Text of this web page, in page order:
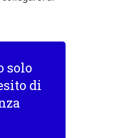
solo
di